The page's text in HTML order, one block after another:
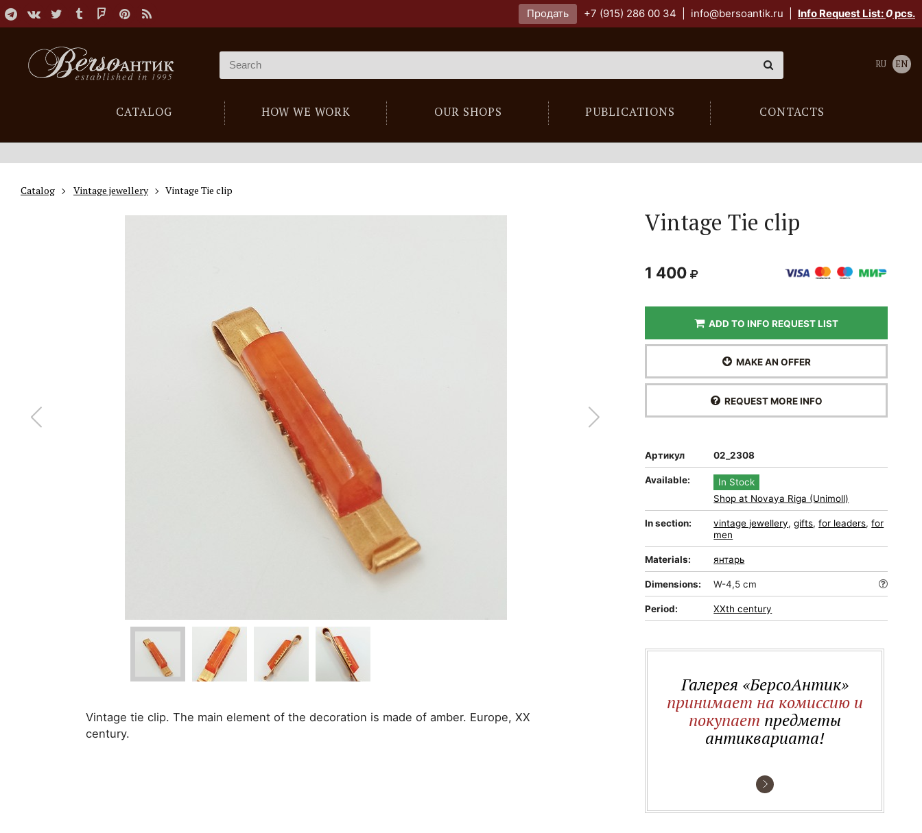
Продать +7 (915) 286 00 34 info@bersoantik.ru Info Request List:0pcs.
CATALOG HOW WE WORK OUR SHOPS PUBLICATIONS CONTACTS
RU EN
Catalog Vintage jewellery Vintage Tie clip
Vintage tie clip. The main element of the decoration is made of amber. Europe, XX
century.
Vintage Tie clip
1 400
ADD TO INFO REQUEST LIST
MAKE AN OFFER
REQUEST MORE INFO
Артикул 02_2308
Available:
In Stock
Shop at Novaya Riga (Unimoll)
In section: vintage jewellery,gifts,for leaders,for
men
Materials: янтарь
Dimensions: W-4,5 cm
Period: XXth century
Галерея «БерсоАнтик»
принимает на комиссию и
покупает предметы
антиквариата!